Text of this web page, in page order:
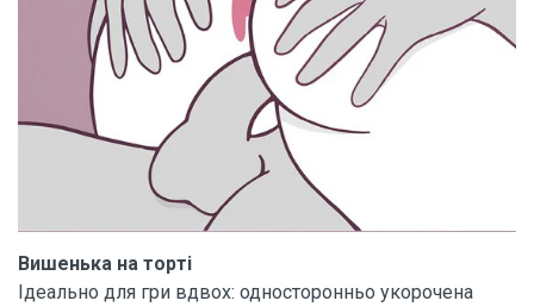
Вишенька на торті
Ідеально для гри вдвох: односторонньо укорочена